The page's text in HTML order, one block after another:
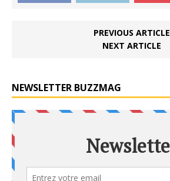
PREVIOUS ARTICLE
NEXT ARTICLE
NEWSLETTER BUZZMAG